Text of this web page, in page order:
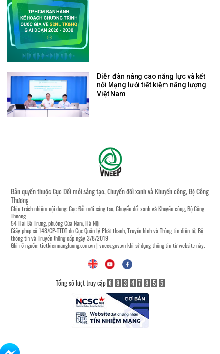
Chịu trách nhiệm nội dung: Cục Đổi mới sáng tạo, Chuyển đổi xanh và Khuyến công, Bộ Công
thông tin và Truyền thông cấp ngày 3/8/2019
Ghi rõ nguồn:
tietkiemnangluong.com.vn vneec.gov.vn khi sử dụng thông tin từ website này.
Tổng số lượt truy cập 6 8 3 4 7 8 5 5